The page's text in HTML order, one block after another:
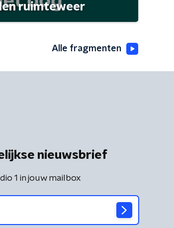
ruimteweer
Alle fragmenten
nieuwsbrief
1 in jouw mailbox